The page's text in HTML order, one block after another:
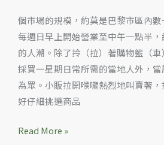
個市場的規模，約莫是巴黎市區內
每週日早上開始營業至中午一點半
的人潮。除了拎（拉）著購物籃（
採買一星期日常所需的當地人外，
為眾。小販拉開喉嚨熱烈地叫賣著
好仔細挑選商品
Read More »